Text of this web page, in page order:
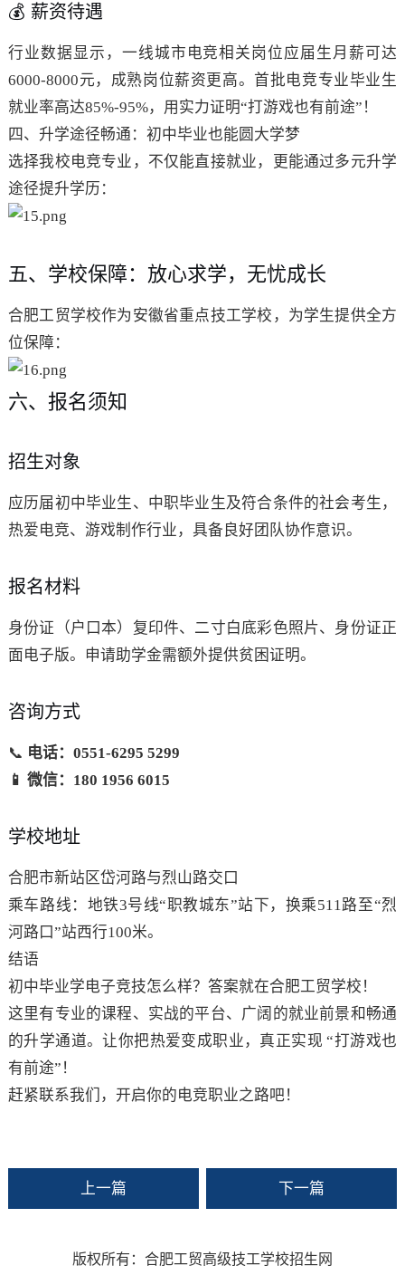
💰 薪资待遇
行业数据显示，一线城市电竞相关岗位应届生月薪可达
6000-8000元，成熟岗位薪资更高。首批电竞专业毕业生
就业率高达85%-95%，用实力证明“打游戏也有前途”！
四、升学途径畅通：初中毕业也能圆大学梦
选择我校电竞专业，不仅能直接就业，更能通过多元升学
途径提升学历：
五、学校保障：放心求学，无忧成长
合肥工贸学校作为安徽省重点技工学校，为学生提供全方
位保障：
六、报名须知
招生对象
应历届初中毕业生、中职毕业生及符合条件的社会考生，
热爱电竞、游戏制作行业，具备良好团队协作意识。
报名材料
身份证（户口本）复印件、二寸白底彩色照片、身份证正
面电子版。申请助学金需额外提供贫困证明。
咨询方式
📞 电话：0551-6295 5299
📱 微信：180 1956 6015
学校地址
合肥市新站区岱河路与烈山路交口
乘车路线：地铁3号线“职教城东”站下，换乘511路至“烈
河路口”站西行100米。
结语
初中毕业学电子竞技怎么样？答案就在合肥工贸学校！
这里有专业的课程、实战的平台、广阔的就业前景和畅通
的升学通道。让你把热爱变成职业，真正实现 “打游戏也
有前途”！
赶紧联系我们，开启你的电竞职业之路吧！
上一篇 下一篇
版权所有：合肥工贸高级技工学校招生网